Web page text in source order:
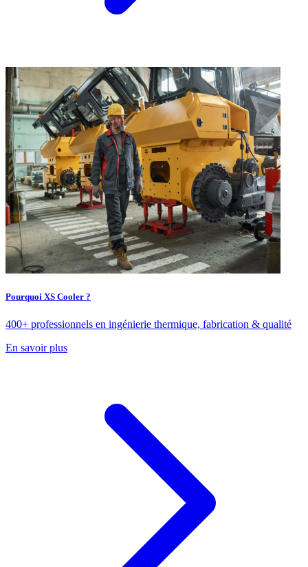
Pourquoi XS Cooler ?
400+ professionnels en ingénierie thermique, fabrication & qualité
En savoir plus